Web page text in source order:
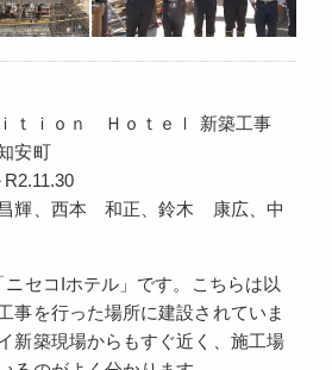
ｔｉｏｎ Ｈｏｔｅｌ 新築工事
安町
輝、西本 和正、鈴木 康広、中
セコIホテル」です。こちらは以
事を行った場所に建設されていま
新築現場からもすぐ近く、施工場